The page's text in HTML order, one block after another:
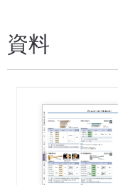
資料